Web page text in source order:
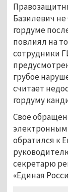
Базилевич
гордуме
повлиял на
сотрудники
грубое
считает
гордуму
Своё
электронным
обратился к
секретарю
«Единая